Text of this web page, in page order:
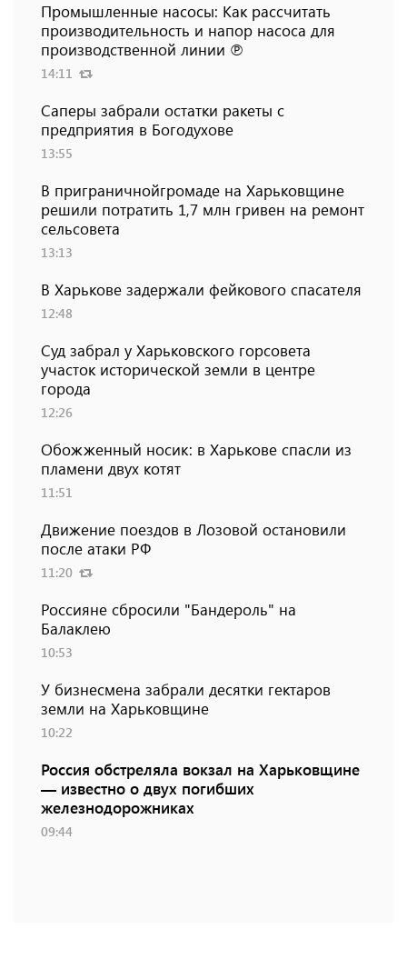
Промышленные насосы: Как рассчитать
производительность и напор насоса для
производственной линии ℗
14:11
Саперы забрали остатки ракеты с
предприятия в Богодухове
13:55
В приграничнойгромаде на Харьковщине
решили потратить 1,7 млн ​​гривен на ремонт
сельсовета
13:13
В Харькове задержали фейкового спасателя
12:48
Суд забрал у Харьковского горсовета
участок исторической земли в центре
города
12:26
Обожженный носик: в Харькове спасли из
пламени двух котят
11:51
Движение поездов в Лозовой остановили
после атаки РФ
11:20
Россияне сбросили "Бандероль" на
Балаклею
10:53
У бизнесмена забрали десятки гектаров
земли на Харьковщине
10:22
Россия обстреляла вокзал на Харьковщине
— известно о двух погибших
железнодорожниках
09:44